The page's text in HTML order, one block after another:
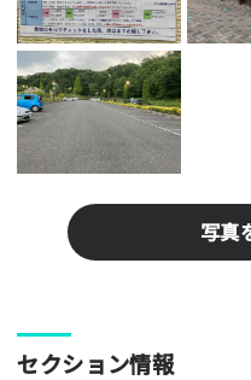
写真
パークやスポットの写真をぜ
がみんなの参考となります！
セクション情報